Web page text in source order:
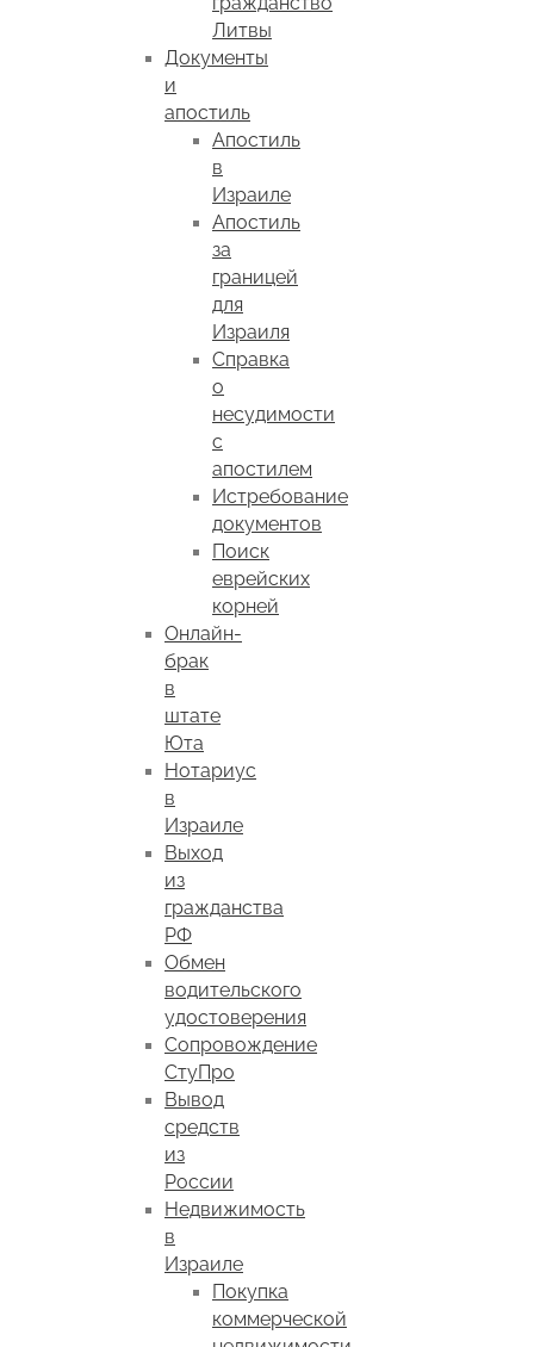
Литвы
Документы
и
апостиль
Апостиль
в
Израиле
Апостиль
за
границей
для
Израиля
Справка
о
несудимости
с
апостилем
Истребование
документов
Поиск
еврейских
корней
Онлайн-
брак
в
штате
Юта
Нотариус
в
Израиле
Выход
из
гражданства
РФ
Обмен
водительского
удостоверения
Сопровождение
СтуПро
Вывод
средств
из
России
Недвижимость
в
Израиле
Покупка
коммерческой